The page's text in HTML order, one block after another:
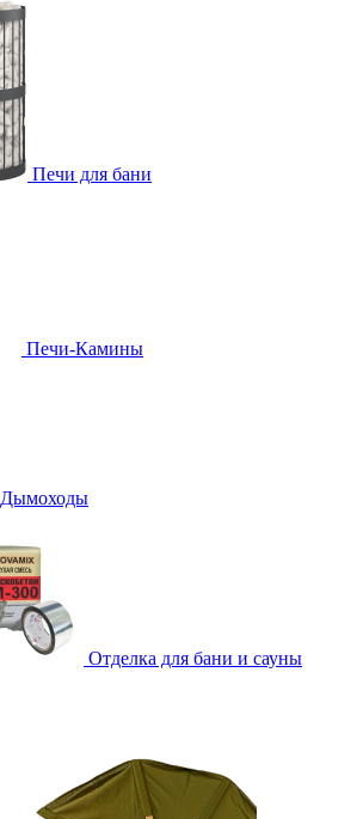
Печи для бани
Печи-Камины
Дымоходы
Отделка для бани и сауны